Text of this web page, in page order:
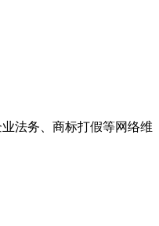
法务、商标打假等网络维